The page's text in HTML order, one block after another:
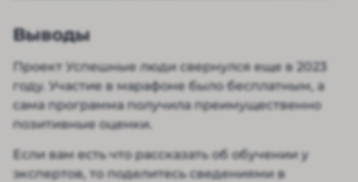
Выводы
Проект Успешные люди свернулся еще в 2023
году. Участие в марафоне было бесплатным, а
сама программа получила преимущественно
позитивные оценки.
Если вам есть что рассказать об обучении у
экспертов, то поделитесь сведениями в